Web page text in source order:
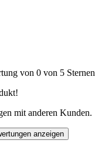
von 0 von 5 Sternen
mit anderen Kunden.
anzeigen